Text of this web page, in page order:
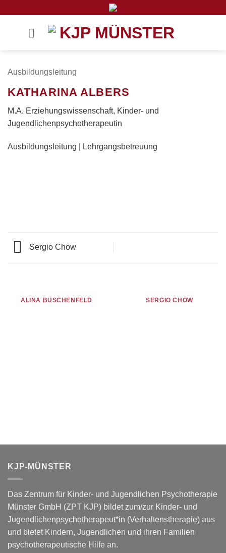
springen
Ausbildungsleitung
KATHARINA ALBERS
M.A. Erziehungswissenschaft, Kinder- und
Jugendlichenpsychotherapeutin
Ausbildungsleitung | Lehrgangsbetreuung
Sergio Chow
ALINA BÜSCHENFELD SERGIO CHOW
KJP-MÜNSTER
Das Zentrum für Kinder- und Jugendlichen Psychotherapie
Münster GmbH (ZPT KJP) bildet zum/zur Kinder- und
Jugendlichenpsychotherapeut*in (Verhaltenstherapie) aus
und bietet Kindern, Jugendlichen und ihren Familien
psychotherapeutische Hilfe an.